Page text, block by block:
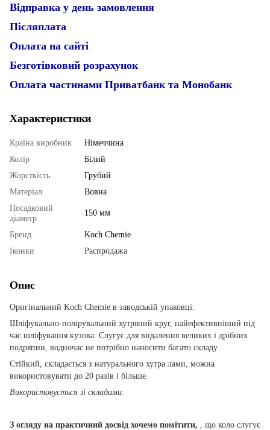
Відправка у день замовлення
Післяплата
Оплата на сайті
Безготівковий розрахунок
Оплата частинами Приватбанк та Монобанк
Характеристики
Країна виробник
Німеччина
Колір
Білий
Жорсткість
Грубий
Матеріал
Вовна
Посадковий
діаметр
150 мм
Бренд
Koch Chemie
Іконки
Распродажа
Опис
Оригінальний Koch Chemie в заводській упаковці.
Шліфувально-полірувальний хутряний круг, найефективніший під
час шліфування кузова. Слугує для видалення великих і дрібних
подряпин, водночас не потрібно наносити багато складу.
Стійкий, складається з натурального хутра лами, можна
використовувати до 20 разів і більше.
Використовується зі складами:
З огляду на практичний досвід хочемо помітити, , що коло слугує